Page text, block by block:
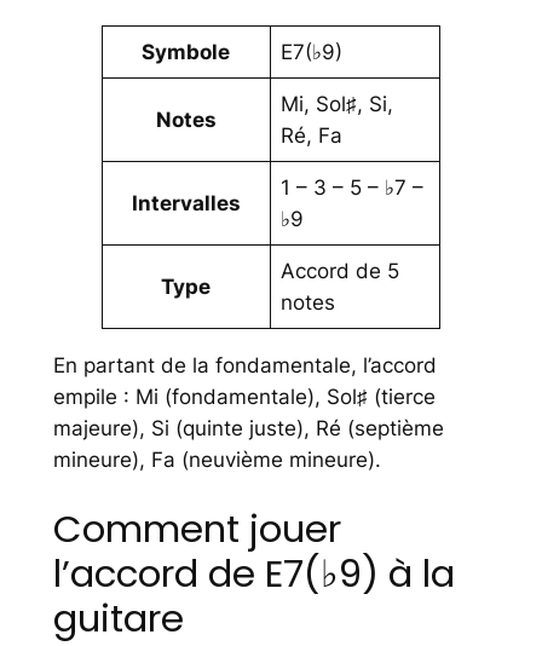
Symbole E7(♭9)
Notes
Mi, Sol♯, Si,
Ré, Fa
Intervalles
1 – 3 – 5 – ♭7 –
♭9
Type
Accord de 5
notes
En partant de la fondamentale, l’accord
empile : Mi (fondamentale), Sol♯ (tierce
majeure), Si (quinte juste), Ré (septième
mineure), Fa (neuvième mineure).
Comment jouer
l’accord de E7(♭9) à la
guitare